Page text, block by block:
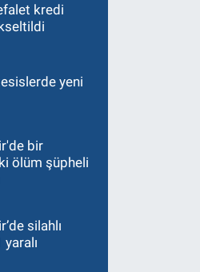
kredi
yeni
bir
ölüm şüpheli
silahlı
yaralı